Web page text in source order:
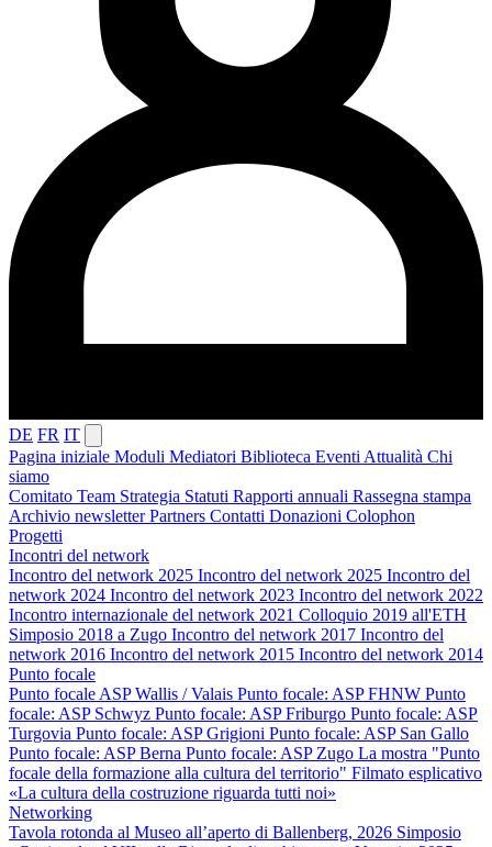
DE FR IT
Pagina iniziale Moduli Mediatori Biblioteca Eventi Attualità Chi
siamo
Comitato Team Strategia Statuti Rapporti annuali Rassegna stampa
Archivio newsletterPartners Contatti Donazioni Colophon
Progetti
Incontri del network
Incontro del network 2025 Incontro del network 2025 Incontro del
network 2024 Incontro del network 2023 Incontro del network 2022
Incontro internazionale del network 2021 Colloquio 2019 all'ETH
Simposio 2018 a Zugo Incontro del network 2017 Incontro del
network 2016 Incontro del network 2015 Incontro del network 2014
Punto focale
Punto focale ASP Wallis / Valais Punto focale: ASP FHNW Punto
focale: ASP Schwyz Punto focale: ASP Friburgo Punto focale: ASP
Turgovia Punto focale: ASP Grigioni Punto focale: ASP San Gallo
Punto focale: ASP Berna Punto focale: ASP Zugo La mostra "Punto
focale della formazione alla cultura del territorio" Filmato esplicativo
«La cultura della costruzione riguarda tutti noi»
Networking
Tavola rotonda al Museo all’aperto di Ballenberg, 2026 Simposio